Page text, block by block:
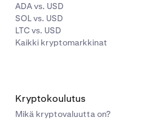
ADA vs. USD
SOL vs. USD
LTC vs. USD
Kaikki kryptomarkkinat
Kryptokoulutus
Mikä kryptovaluutta on?